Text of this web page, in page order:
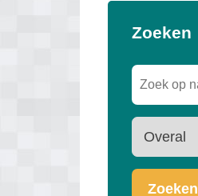
Zoeken
Zoeken